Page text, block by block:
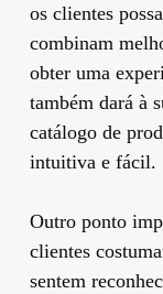
os clientes
combinam
obter uma
também dará à
catálogo de
intuitiva e fácil.
Outro ponto
clientes
sentem